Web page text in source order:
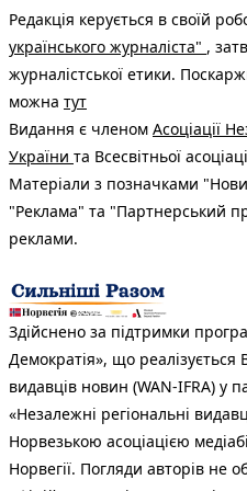
Редакція керується в своїй
українського журналіста" ,
журналістської етики.
можна тут
Видання є членом Асоціації
України та Всесвітньої
Матеріали з позначками
"Реклама" та "Партнерський
реклами.
Здійснено за підтримки
Демократія», що реалізується
видавців новин (WAN-IFRA) у
«Незалежні регіональні
Норвезькою асоціацією
Норвегії. Погляди авторів не